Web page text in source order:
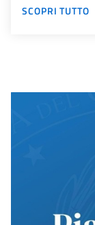
SCOPRI TUTTO